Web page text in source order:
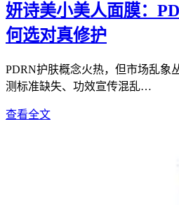
妍诗美小美人面膜：
何选对真修护
PDRN护肤概念火热，但市场乱
测标准缺失、功效宣传混乱…
查看全文